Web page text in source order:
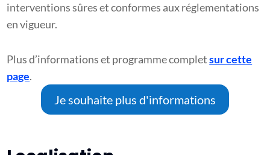
interventions sûres et conformes aux réglementations
en vigueur.
Plus d’informations et programme completsur cette
page.
Je souhaite plus d'informations